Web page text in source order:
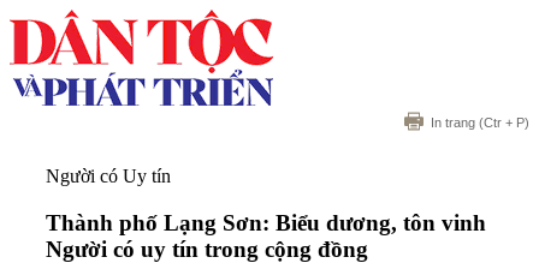
In trang (Ctr + P)
Người có Uy tín
Thành phố Lạng Sơn: Biểu dương, tôn vinh
Người có uy tín trong cộng đồng